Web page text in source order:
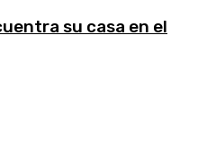
su casa en el